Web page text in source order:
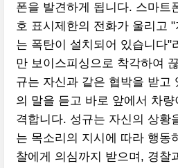
폰을 발견하게 됩니다. 스마트
호 표시제한의 전화가 울리고 "
는 폭탄이 설치되어 있습니다"
만 보이스피싱으로 착각하여
규는 자신과 같은 협박을 받고
의 말을 듣고 바로 앞에서 차
격합니다. 성규는 자신의 상황
는 목소리의 지시에 따라 행동
찰에게 의심까지 받으며, 경찰